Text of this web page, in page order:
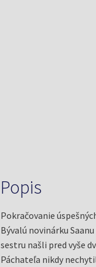
Popis
Pokračovanie
Bývalú novinárku
sestru našli pred vyše
Páchateľa nikdy